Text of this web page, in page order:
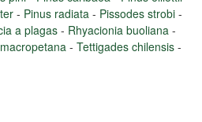
- Pinus radiata - Pissodes strobi -
a plagas- Rhyacionia buoliana -
- Tettigades chilensis -